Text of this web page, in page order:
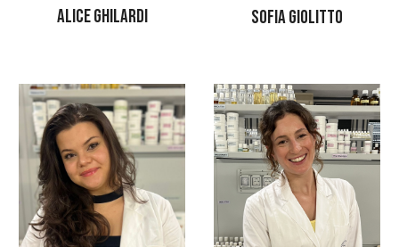
ALICE GHILARDI SOFIA GIOLITTO